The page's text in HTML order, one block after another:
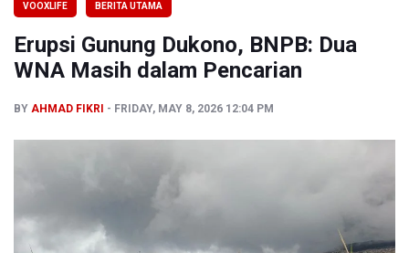
BPS Sebut Sensus Ekonomi 2026 untuk Perbarui Data
Insiden Penembakan Terjadi di Festival Budaya Lembah
VOOXLIFE BERITA UTAMA
Erupsi Gunung Dukono, BNPB: Dua
WNA Masih dalam Pencarian
BY AHMAD FIKRI FRIDAY, MAY 8, 2026 12:04 PM